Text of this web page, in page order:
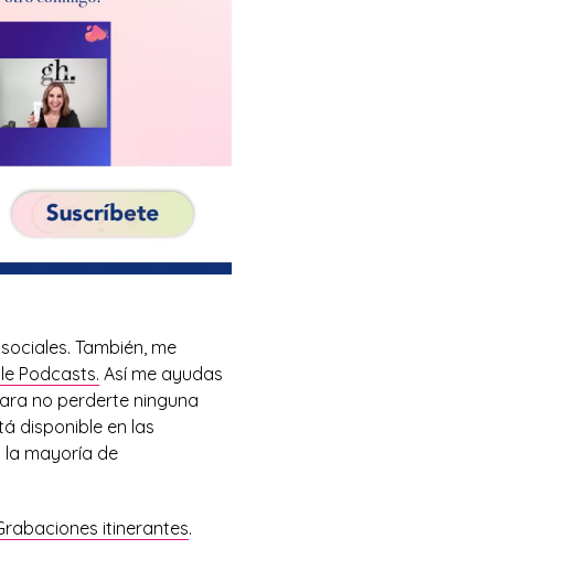
También, me
Podcasts. Así me ayudas
no perderte ninguna
disponible en las
la mayoría de
itinerantes.